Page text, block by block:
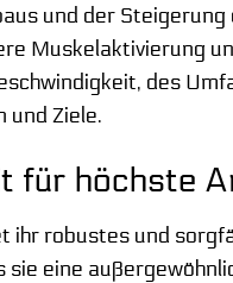
und der
Muskelaktivierung
des
und Ziele.
für höchste
ihr robustes und
eine